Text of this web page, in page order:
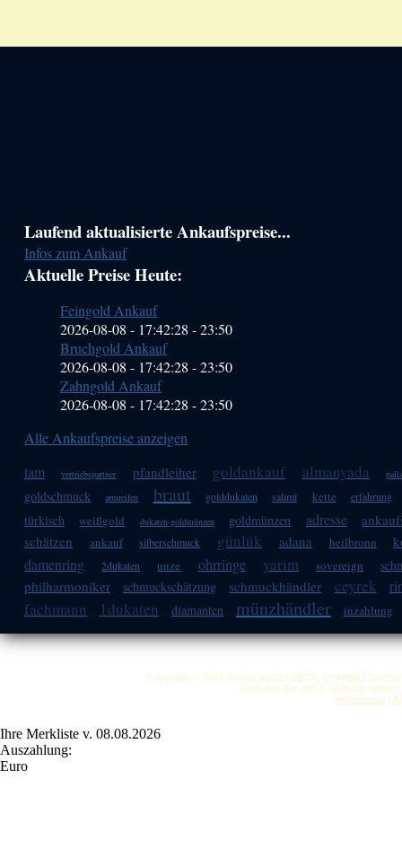
Haupt-
Sidebar
(Primary)
Laufend aktualisierte Ankaufspreise...
Infos zum Ankauf
Aktuelle Preise Heute:
Feingold Ankauf
2026-08-08 - 17:42:28 -23:50
Bruchgold Ankauf
2026-08-08 - 17:42:28 -23:50
Zahngold Ankauf
2026-08-08 - 17:42:28 -23:50
Alle Ankaufspreise anzeigen
tam
vertriebspartner pfandleiher goldankauf almanyada
goldschmuck armreifen braut golddukaten satimi kette erfahrung
türkisch weißgold dukaten-goldmünzen goldmünzen adresse
schätzen
ankauf silberschmuck günlük adana heilbronn
damenring 2dukaten unze ohrringe yarim sovereign
philharmoniker schmuckschätzung schmuckhändler ceyrek
fachmann 1dukaten diamanten münzhändler inzahlung
Copyright © 2012 by ANKA
So finden Sie uns in Stuttgart:
Impressum|
Ihre Merkliste v. 08.08.2026
Auszahlung:
Euro